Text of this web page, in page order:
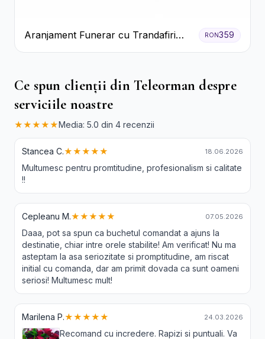
Aranjament Funerar cu Trandafiri
Albi Crizanteme Galbene și Crini
RON359
Ce spun clienții din Teleorman despre
serviciile noastre
★★★★★Media: 5.0 din 4 recenzii
Stancea C.★★★★★ 18.06.2026
Multumesc pentru promtitudine, profesionalism si calitate
!!
Cepleanu M.★★★★★ 07.05.2026
Daaa, pot sa spun ca buchetul comandat a ajuns la
destinatie, chiar intre orele stabilite! Am verificat! Nu ma
asteptam la asa seriozitate si promptitudine, am riscat
initial cu comanda, dar am primit dovada ca sunt oameni
seriosi! Multumesc mult!
Marilena P.★★★★★ 24.03.2026
Recomand cu incredere. Rapizi si puntuali. Va